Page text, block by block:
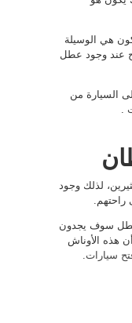
هي الوسيلة
عند وجود عطل
السيارة من
لذلك وجود
سوف يجدون
هذه الأوناش
سيارات